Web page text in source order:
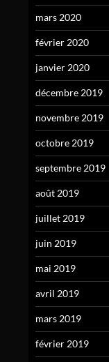
mars 2020
février 2020
janvier 2020
décembre 2019
novembre 2019
octobre 2019
septembre 2019
août 2019
juillet 2019
juin 2019
mai 2019
avril 2019
mars 2019
février 2019